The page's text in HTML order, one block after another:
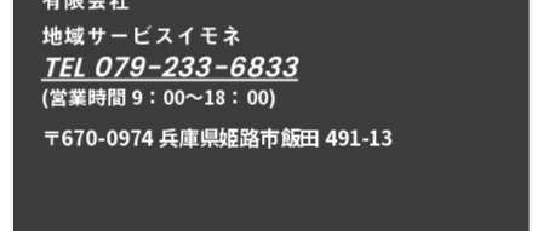
TEL 079-233-6833
(営業時間 9：00〜18：00)
〒670-0974 兵庫県姫路市飯田 491-13